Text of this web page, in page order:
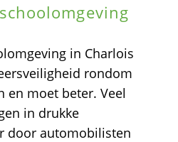
in Charlois
rondom
en moet beter. Veel
in drukke
door automobilisten